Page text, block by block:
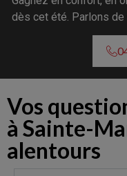
dès cet été. Parlons de
Vos
à Sainte-
alentours